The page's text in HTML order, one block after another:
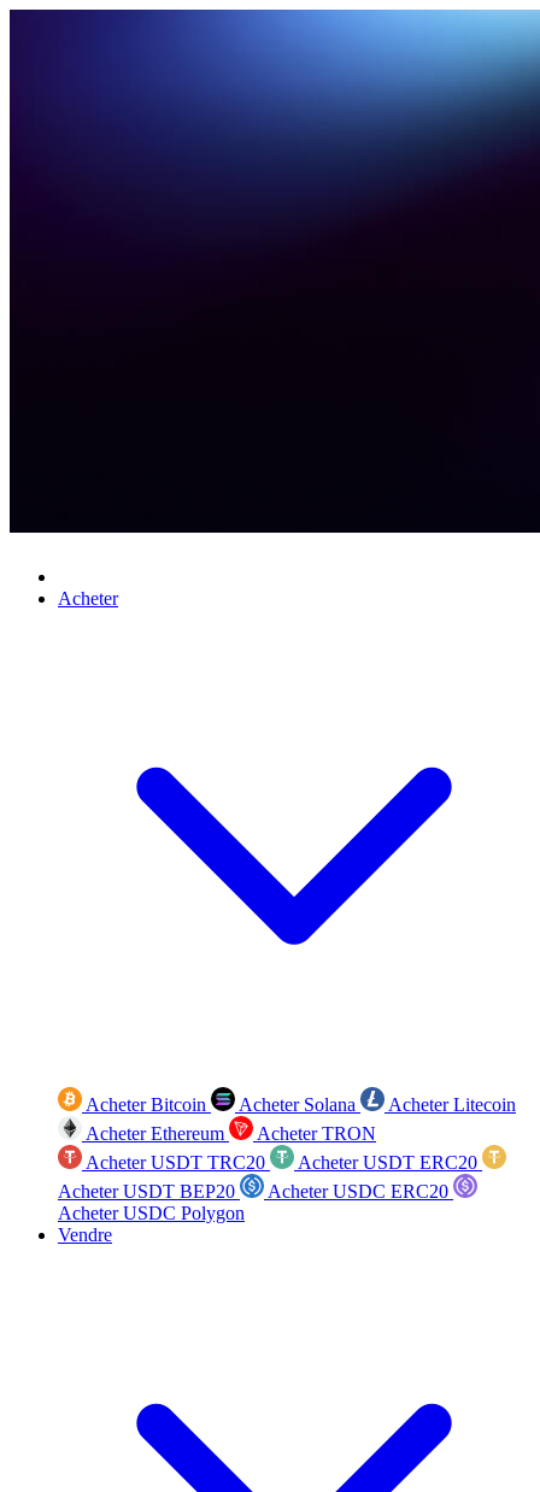
Acheter
Acheter Bitcoin Acheter Solana
Acheter Litecoin
Acheter Ethereum
Acheter TRON
Acheter USDT TRC20
Acheter USDT ERC20
Acheter USDT BEP20
Acheter USDC ERC20
Acheter USDC Polygon
Vendre